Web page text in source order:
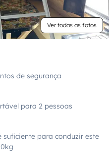
Ver todas as fotos
de segurança
para 2 pessoas
suficiente para conduzir este